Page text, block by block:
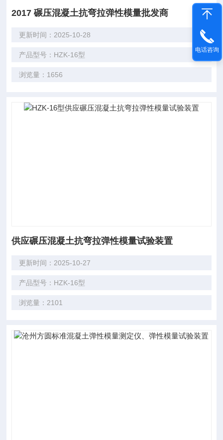
2017 碾压混凝土抗弯拉弹性模量批发商
更新时间：2025-10-28
产品型号：HZK-16型
浏览量：1656
供应碾压混凝土抗弯拉弹性模量试验装置
更新时间：2025-10-27
产品型号：HZK-16型
浏览量：2101
电话咨询